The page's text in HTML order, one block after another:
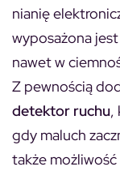
nianię
wyposażona
nawet w
Z pewnością
detektor ruchu,
gdy maluch
także możliwość